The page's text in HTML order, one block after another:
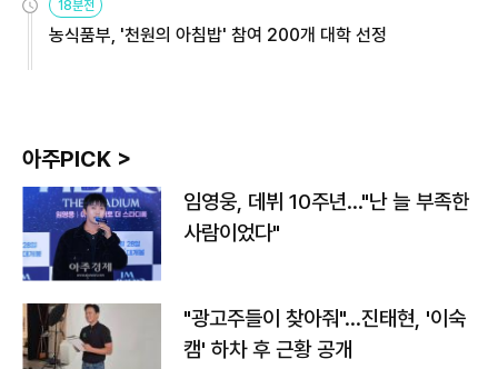
18분전
농식품부, '천원의 아침밥' 참여 200개 대학 선정
아주PICK >
임영웅, 데뷔 10주년…"난 늘 부족한
사람이었다"
"광고주들이 찾아줘"…진태현, '이숙
캠' 하차 후 근황 공개